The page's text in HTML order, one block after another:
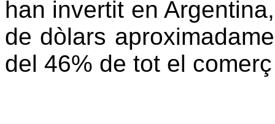
han invertit en
de dòlars
del 46% de tot el